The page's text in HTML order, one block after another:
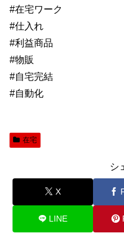
#在宅ワーク
#仕入れ
#利益商品
#物販
#自宅完結
#自動化
在宅
シ
X
LINE